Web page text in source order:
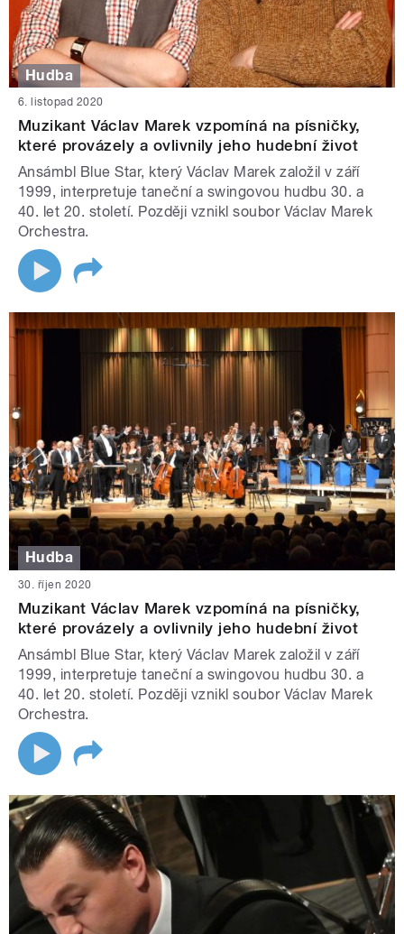
Hudba
6. listopad 2020
Muzikant Václav Marek vzpomíná na písničky,
které provázely a ovlivnily jeho hudební život
Ansámbl Blue Star, který Václav Marek založil v září
1999, interpretuje taneční a swingovou hudbu 30. a
40. let 20. století. Později vznikl soubor Václav Marek
Orchestra.
Hudba
30. říjen 2020
Muzikant Václav Marek vzpomíná na písničky,
které provázely a ovlivnily jeho hudební život
Ansámbl Blue Star, který Václav Marek založil v září
1999, interpretuje taneční a swingovou hudbu 30. a
40. let 20. století. Později vznikl soubor Václav Marek
Orchestra.